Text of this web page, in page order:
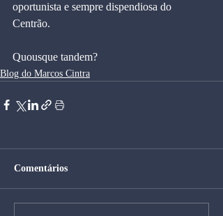
oportunista e sempre dispendiosa do
Centrão.
Quousque tandem?
Blog do Marcos Cintra
Comentários